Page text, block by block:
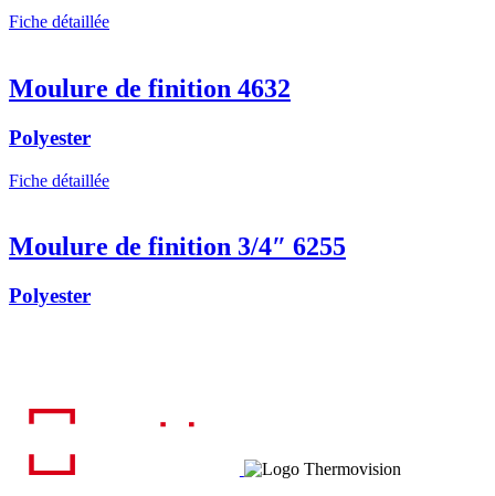
Fiche détaillée
Moulure de finition 4632
Polyester
Fiche détaillée
Moulure de finition 3/4″ 6255
Polyester